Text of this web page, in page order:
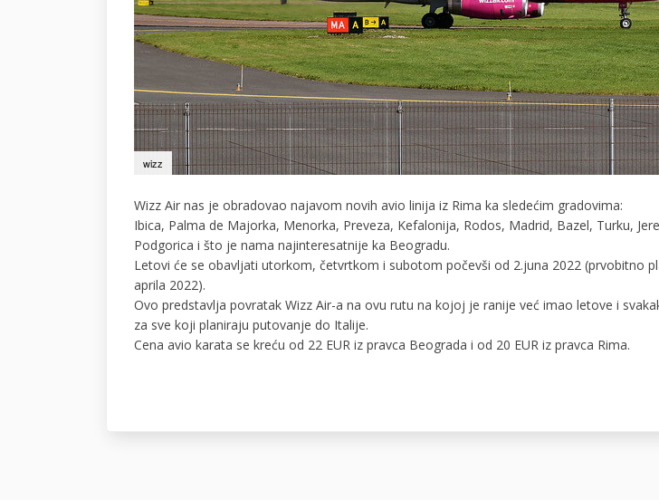
wizz
Wizz Air nas je obradovao najavom novih avio linija iz Rima ka sledećim gradovima:
Ibica, Palma de Majorka, Menorka, Preveza, Kefalonija, Rodos, Madrid, Bazel, Turku,
Podgorica i što je nama najinteresatnije ka Beogradu.
Letovi će se obavljati utorkom, četvrtkom i subotom počevši od 2.juna 2022 (prvobitno
aprila 2022).
Ovo predstavlja povratak Wizz Air-a na ovu rutu na kojoj je ranije već imao letove i
za sve koji planiraju putovanje do Italije.
Cena avio karata se kreću od 22 EUR iz pravca Beograda i od 20 EUR iz pravca Rima.